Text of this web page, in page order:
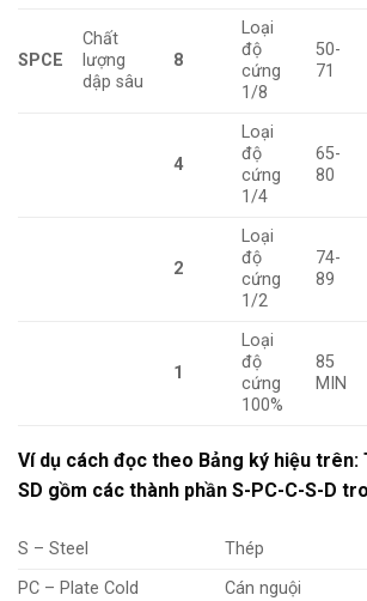
SPCE
Chất
lượng
dập sâu
8
Loại
độ
cứng
1/8
50-
71
4
Loại
độ
cứng
1/4
65-
80
2
Loại
độ
cứng
1/2
74-
89
1
Loại
độ
cứng
100%
85
MIN
Ví dụ cách đọc theo Bảng ký hiệu trên:
SD gồm các thành phần S-PC-C-S-D
S – Steel
Thép
PC – Plate Cold
Cán nguội